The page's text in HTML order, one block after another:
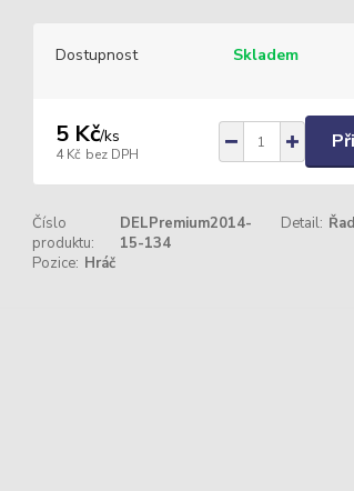
Dostupnost Skladem
5 Kč/ks
4 Kč bez DPH
Číslo
produktu:
DELPremium2014-
15-134
Detail:
Pozice: Hráč